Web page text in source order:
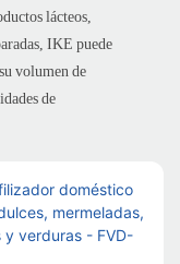
lácteos,
IKE puede
volumen de
de